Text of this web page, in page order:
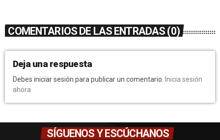
COMENTARIOS DE LAS ENTRADAS (0)
Deja una respuesta
Debes iniciar sesión para publicar un comentario.
Inicia sesión
ahora
SÍGUENOS Y ESCÚCHANOS